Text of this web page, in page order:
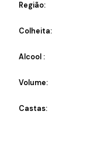
Região:
Colheita:
Alcool :
Volume:
Castas: